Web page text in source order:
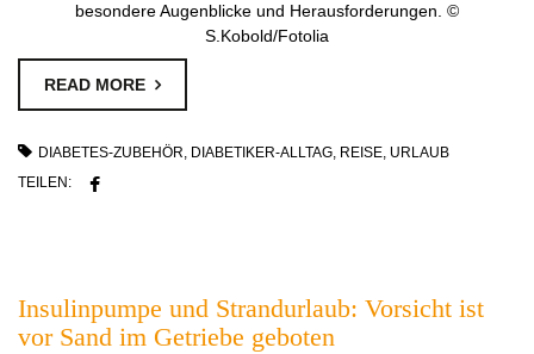
besondere Augenblicke und Herausforderungen. ©
S.Kobold/Fotolia
READ MORE
DIABETES-ZUBEHÖR, DIABETIKER-ALLTAG, REISE, URLAUB
TEILEN:
Insulinpumpe und Strandurlaub: Vorsicht ist
vor Sand im Getriebe geboten